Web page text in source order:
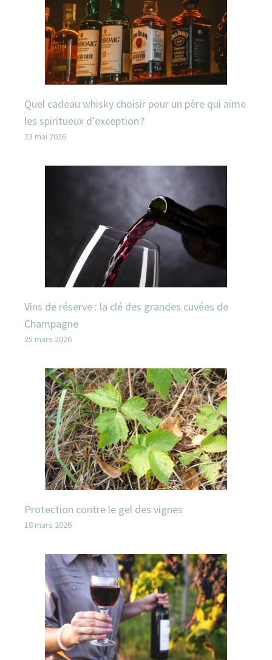
Quel cadeau whisky choisir pour un père qui aime
les spiritueux d’exception ?
23 mai 2026
Vins de réserve : la clé des grandes cuvées de
Champagne
25 mars 2026
Protection contre le gel des vignes
18 mars 2026